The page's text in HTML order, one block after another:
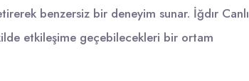
benzersiz bir deneyim sunar. İğdır Canlı
etkileşime geçebilecekleri bir ortam